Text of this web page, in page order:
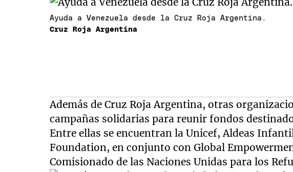
Ayuda a Venezuela desde la Cruz Roja Argentina.
Cruz Roja Argentina
Además de Cruz Roja Argentina, otras
campañas solidarias para reunir fondos
Entre ellas se encuentran la Unicef, Aldeas
Foundation, en conjunto con Global
Comisionado de las Naciones Unidas para los